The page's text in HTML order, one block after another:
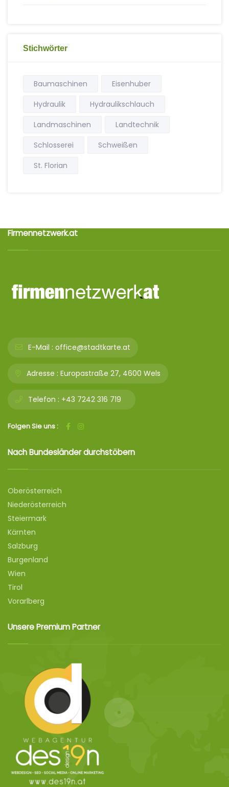
Stichwörter
Baumaschinen
Eisenhuber
Hydraulik
Hydraulikschlauch
Landmaschinen
Landtechnik
Schlosserei
Schweißen
St. Florian
Firmennetzwerk.at
E-Mail : office@stadtkarte.at
Adresse : Europastraße 27, 4600 Wels
Telefon : +43 7242 316 719
Folgen Sie uns :
Nach Bundesländer durchstöbern
Oberösterreich
Niederösterreich
Steiermark
Kärnten
Salzburg
Burgenland
Wien
Tirol
Vorarlberg
Unsere Premium Partner